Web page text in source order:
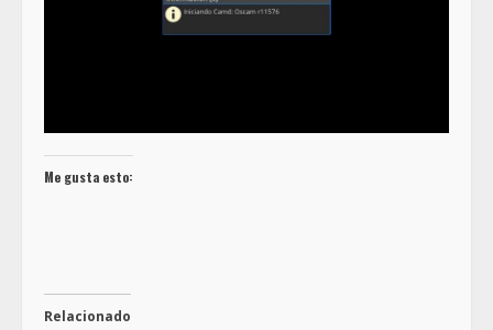
Me gusta esto:
Relacionado